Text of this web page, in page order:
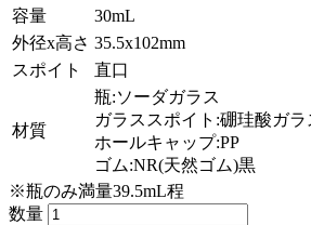
容量
30mL
外径x高さ 35.5x102mm
スポイト
直口
材質
瓶:ソーダガラス
ガラススポイト:硼珪酸ガラ
ホールキャップ:PP
ゴム:NR(天然ゴム)黒
※瓶のみ満量39.5mL程
数量